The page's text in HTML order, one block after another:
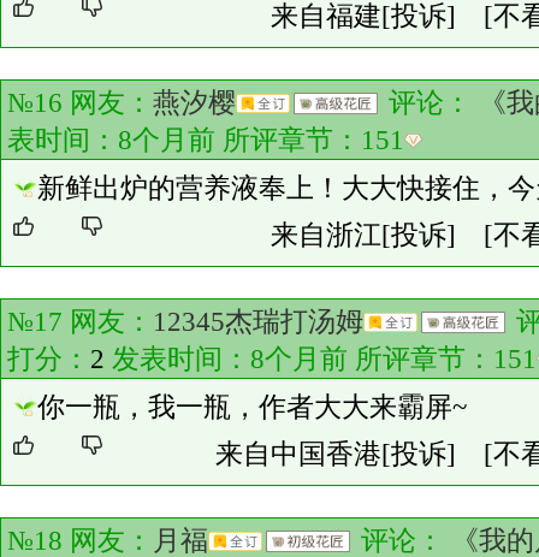
来自福建[投诉] [不
№16 网友： 燕汐樱 评论：
《
表时间：8个月前 所评章节： 151
新鲜出炉的营养液奉上！大大快接住，
来自浙江[投诉] [不
№17 网友： 12345杰瑞打汤姆
打分： 2 发表时间：8个月前 所评章节： 151
你一瓶，我一瓶，作者大大来霸屏~
来自中国香港[投诉] [不
№18 网友： 月福 评论：
《我